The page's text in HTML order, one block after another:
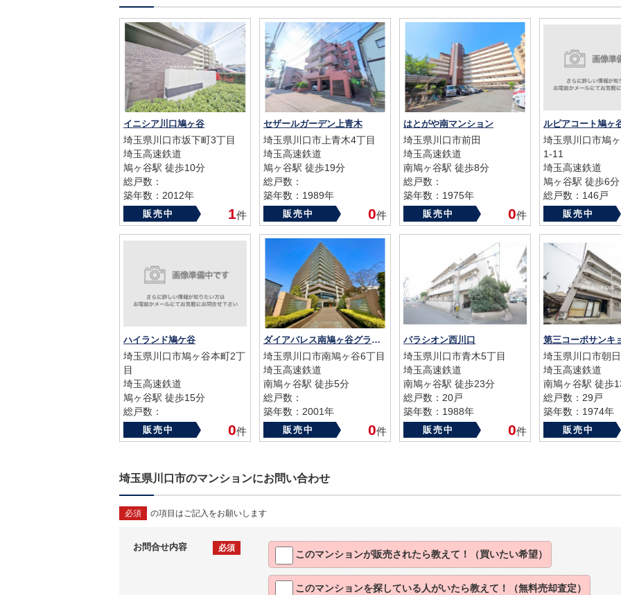
イニシア川口鳩ヶ谷
埼玉県川口市坂下町3丁目
埼玉高速鉄道
鳩ヶ谷駅 徒歩10分
総戸数：
築年数：2012年
販売中 1件
セザールガーデン上青木
埼玉県川口市上青木4丁目
埼玉高速鉄道
鳩ヶ谷駅 徒歩19分
総戸数：
築年数：1989年
販売中 0件
はとがや南マンション
埼玉県川口市前田
埼玉高速鉄道
南鳩ヶ谷駅 徒歩8分
総戸数：
築年数：1975年
販売中 0件
ルピアコート鳩ヶ
埼玉県川口市鳩
1-11
埼玉高速鉄道
鳩ヶ谷駅 徒歩6分
総戸数：146戸
築年数：2017年
販売中
ハイランド鳩ケ谷
埼玉県川口市鳩ヶ谷本町2丁
目
埼玉高速鉄道
鳩ヶ谷駅 徒歩15分
総戸数：
築年数：1994年
販売中 0件
ダイアパレス南鳩ヶ谷グランエール
埼玉県川口市南鳩ヶ谷6丁目
埼玉高速鉄道
南鳩ヶ谷駅 徒歩5分
総戸数：
築年数：2001年
販売中 0件
パラシオン西川口
埼玉県川口市青木5丁目
埼玉高速鉄道
南鳩ヶ谷駅 徒歩23分
総戸数：20戸
築年数：1988年
販売中 0件
第三コーポサンキ
埼玉県川口市朝
埼玉高速鉄道
南鳩ヶ谷駅 徒歩
総戸数：29戸
築年数：1974年
販売中
埼玉県川口市のマンションにお問い合わせ
必須 の項目はご記入をお願いします
お問合せ内容 必須
このマンションが販売されたら教えて！（買いたい希望）
このマンションを探している人がいたら教えて！（無料売却査定）